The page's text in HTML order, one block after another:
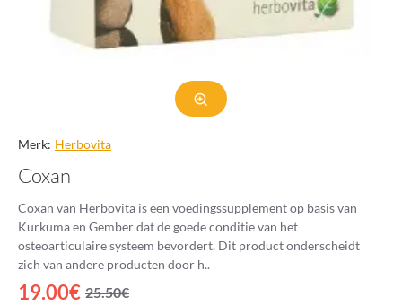
Merk: Herbovita
Coxan
Coxan van Herbovita is een voedingssupplement op basis van
Kurkuma en Gember dat de goede conditie van het
osteoarticulaire systeem bevordert. Dit product onderscheidt
zich van andere producten door h..
19.00€ 25.50€